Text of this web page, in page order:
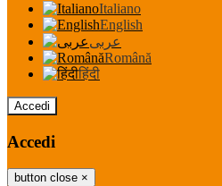
Italiano
English
عربى
Română
हिंदी
Accedi
Accedi
button close ×